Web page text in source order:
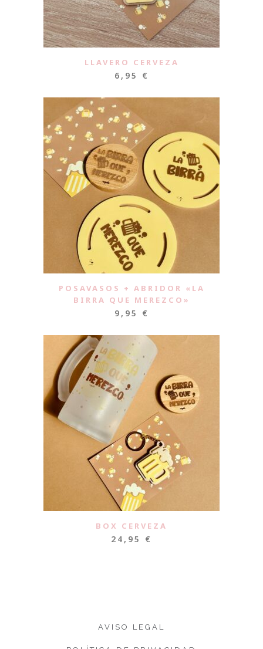
LLAVERO CERVEZA
6,95 €
POSAVASOS + ABRIDOR «LA
BIRRA QUE MEREZCO»
9,95 €
BOX CERVEZA
24,95 €
AVISO LEGAL